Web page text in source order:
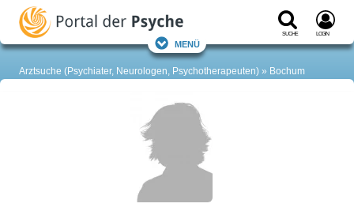
Suche Login
Menü
Arztsuche (Psychiater, Neurologen, Psychotherapeuten) Bochum